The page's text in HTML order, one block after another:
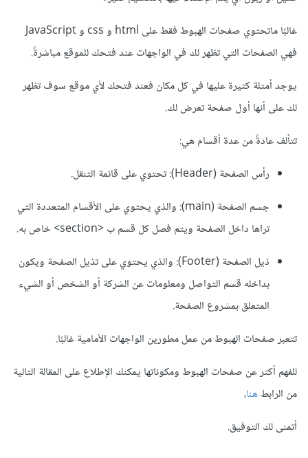
غالبًا ماتحتوي صفحات الهبوط فقط على html و css و JavaScript
فهي الصفحات التي تظهر لك في الواجهات عند فتحك للموقع مباشرةً.
يوجد أمثلة كثيرة عليها في كل مكان فعند فتحك ﻷي موقع سوف تظهر
لك على أنها أول صفحة تعرض لك.
تتألف عادةً من عدة أقسام هي:
رأس الصفحة (Header): تحتوي على قائمة التنقل.
جسم الصفحة (main): والذي يحتوي على الأقسام المتعددة التي
تراها داخل الصفحة ويتم فصل كل قسم ب <section> خاص به.
ذيل الصفحة (Footer): والذي يحتوي على تذيل الصفحة ويكون
بداخله قسم التواصل ومعلومات عن الشركة أو الشخص أو الشيء
المتعلق بمشروع الصفحة.
تتعبر صفحات الهبوط من عمل مطورين الواجهات الأمامية غالبًا.
للفهم أكثر عن صفحات الهبوط ومكوناتها يمكنك الإطلاع على المقالة التالية
من الرابطهنا،
أتمنى لك التوفيق.